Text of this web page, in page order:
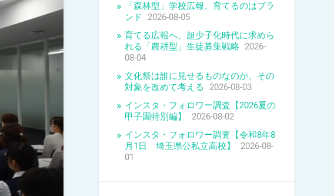
「森林型」学校広報、育てるのはブラ
ンド
2026-08-05
育てる広報へ、超少子化時代に求めら
れる「農耕型」生徒募集戦略 2026-
08-04
文化祭は誰に見せるものなのか、その
対象を改めて考える
2026-08-03
インスタ・フォロワー調査【2026夏の
甲子園特別編】
2026-08-02
インスタ・フォロワー調査【令和8年8
月1日 埼玉県公私立高校】
2026-08-
01